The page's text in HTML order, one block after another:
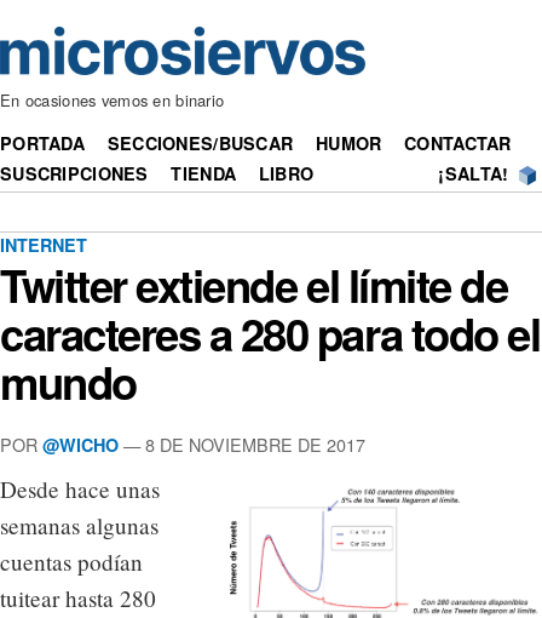
En ocasiones vemos en binario
PORTADA SECCIONES/BUSCAR HUMOR
CONTACTAR
SUSCRIPCIONES
TIENDA LIBRO ¡SALTA!
INTERNET
Twitter extiende el límite de
caracteres a 280 para todo el
mundo
POR @WICHO — 8 DE NOVIEMBRE DE 2017
Desde hace unas
semanas algunas
cuentas podían
tuitear hasta 280